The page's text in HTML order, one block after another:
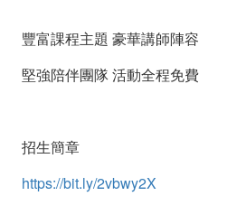
豐富課程主題 豪華講師陣容
堅強陪伴團隊 活動全程免費
招生簡章
https://bit.ly/2vbwy2X